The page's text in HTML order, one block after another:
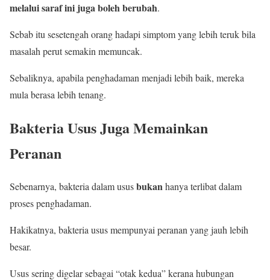
melalui saraf ini juga boleh berubah.
Sebab itu sesetengah orang hadapi simptom yang lebih teruk bila
masalah perut semakin memuncak.
Sebaliknya, apabila penghadaman menjadi lebih baik, mereka
mula berasa lebih tenang.
Bakteria Usus Juga Memainkan
Peranan
Sebenarnya, bakteria dalam ususbukan hanya terlibat dalam
proses penghadaman.
Hakikatnya, bakteria usus mempunyai peranan yang jauh lebih
besar.
Usus sering digelar sebagai “otak kedua” kerana hubungan